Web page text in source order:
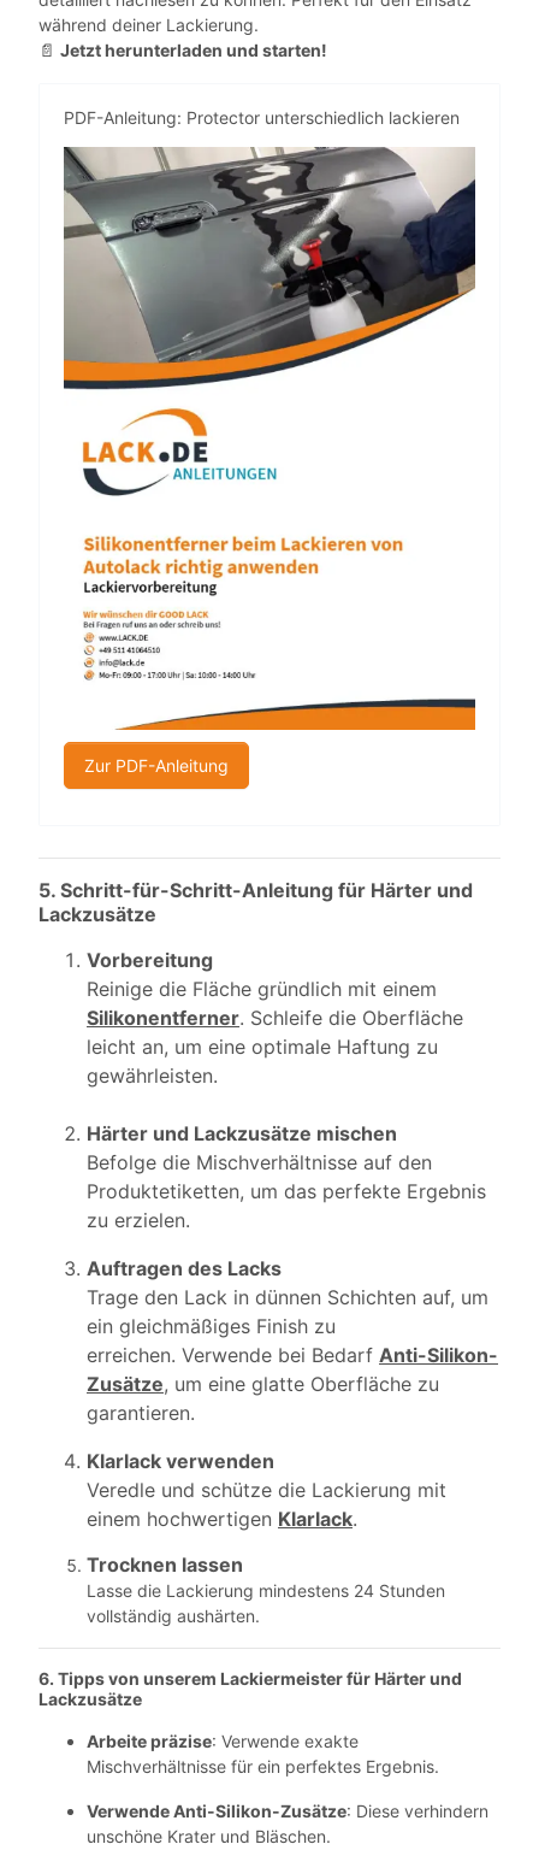
während deiner Lackierung.
📄 Jetzt herunterladen und starten!
PDF-Anleitung: Protector unterschiedlich lackieren
Zur PDF-Anleitung
5. Schritt-für-Schritt-Anleitung für Härter und
Lackzusätze
Vorbereitung
Reinige die Fläche gründlich mit einem
Silikonentferner. Schleife die Oberfläche
leicht an, um eine optimale Haftung zu
gewährleisten.
Härter und Lackzusätze mischen
Befolge die Mischverhältnisse auf den
Produktetiketten, um das perfekte Ergebnis
zu erzielen.
Auftragen des Lacks
Trage den Lack in dünnen Schichten auf, um
ein gleichmäßiges Finish zu
erreichen. Verwende bei Bedarf Anti-Silikon-
Zusätze, um eine glatte Oberfläche zu
garantieren.
Klarlack verwenden
Veredle und schütze die Lackierung mit
einem hochwertigen Klarlack.
Trocknen lassen
Lasse die Lackierung mindestens 24 Stunden
vollständig aushärten.
6. Tipps von unserem Lackiermeisterfür Härter und
Lackzusätze
Arbeite präzise: Verwende exakte
Mischverhältnisse für ein perfektes Ergebnis.
Verwende Anti-Silikon-Zusätze: Diese verhindern
unschöne Krater und Bläschen.